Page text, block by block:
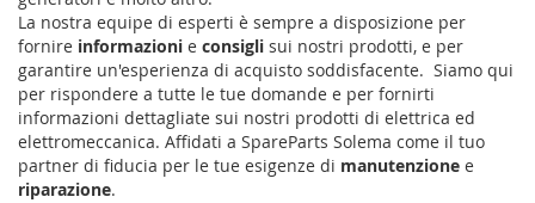
La nostra equipe di esperti è sempre a disposizione per
fornire informazioni e consigli sui nostri prodotti, e per
garantire un'esperienza di acquisto soddisfacente. Siamo qui
per rispondere a tutte le tue domande e per fornirti
informazioni dettagliate sui nostri prodotti di elettrica ed
elettromeccanica. Affidati a SpareParts Solema come il tuo
partner di fiducia per le tue esigenze di manutenzione e
riparazione.